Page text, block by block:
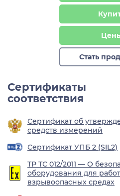
Стать
Сертификаты
соответствия
Сертификат об
средств измерений
Сертификат УПБ 2 (SIL2)
ТР ТС 012/2011 — О
оборудования для
взрывоопасных средах